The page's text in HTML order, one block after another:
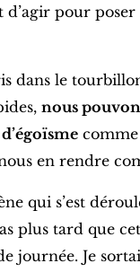
d’agir pour poser
dans le
nous
comme
en rendre
qui s’est
plus tard que
journée. Je